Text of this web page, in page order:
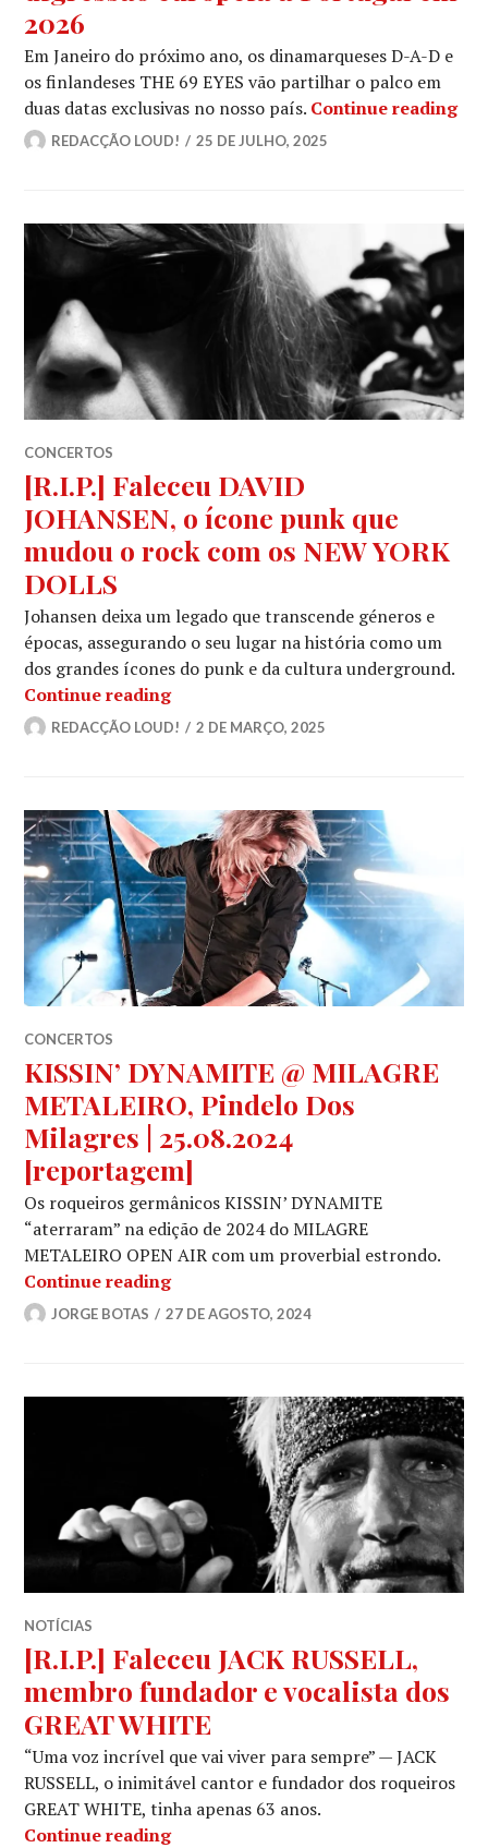
2026
Em Janeiro do próximo ano, os dinamarqueses D-A-D e
os finlandeses THE 69 EYES vão partilhar o palco em
duas datas exclusivas no nosso país. Continue readingD-
REDACÇÃO LOUD! 25 DE JULHO, 2025
CONCERTOS
[R.I.P.] Faleceu DAVID
JOHANSEN, o ícone punk que
mudou o rock com os NEW YORK
DOLLS
Johansen deixa um legado que transcende géneros e
épocas, assegurando o seu lugar na história como um
dos grandes ícones do punk e da cultura underground.
Continue reading[R.I.P.] Faleceu DAVID JOHANSEN,
REDACÇÃO LOUD! 2 DE MARÇO, 2025
CONCERTOS
KISSIN’ DYNAMITE @ MILAGRE
METALEIRO, Pindelo Dos
Milagres | 25.08.2024
[reportagem]
Os roqueiros germânicos KISSIN’ DYNAMITE
“aterraram” na edição de 2024 do MILAGRE
METALEIRO OPEN AIR com um proverbial estrondo.
Continue readingKISSIN’ DYNAMITE @ MILAGRE
JORGE BOTAS 27 DE AGOSTO, 2024
NOTÍCIAS
[R.I.P.] Faleceu JACK RUSSELL,
membro fundador e vocalista dos
GREAT WHITE
“Uma voz incrível que vai viver para sempre” — JACK
RUSSELL, o inimitável cantor e fundador dos roqueiros
GREAT WHITE, tinha apenas 63 anos.
Continue reading[R.I.P.] Faleceu JACK RUSSELL,